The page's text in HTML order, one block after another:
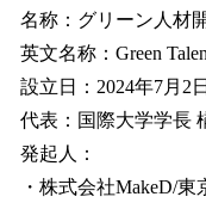
名称：グリーン人材
英文名称：Green
設立日：2024年7月2日
代表：国際大学学長
発起人：
・株式会社MakeD/